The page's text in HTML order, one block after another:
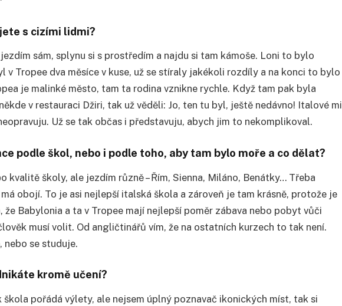
s cizími lidmi?
sám, splynu si s prostředím a najdu si tam kámoše. Loni to bylo
v Tropee dva měsíce v kuse, už se stíraly jakékoli rozdíly a na konci to bylo
je malinké město, tam ta rodina vznikne rychle. Když tam pak byla
v restauraci Džiri, tak už věděli: Jo, ten tu byl, ještě nedávno! Italové mi
Už se tak občas i představuju, abych jim to nekomplikoval.
podle škol, nebo i podle toho, aby tam bylo moře a co dělat?
kvalitě školy, ale jezdím různě – Řím, Sienna, Miláno, Benátky… Třeba
obojí. To je asi nejlepší italská škola a zároveň je tam krásně, protože je
že Babylonia a ta v Tropee mají nejlepší poměr zábava nebo pobyt vůči
musí volit. Od angličtinářů vím, že na ostatních kurzech to tak není.
se studuje.
kromě učení?
škola pořádá výlety, ale nejsem úplný poznavač ikonických míst, tak si